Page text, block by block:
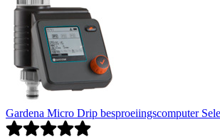
Gardena Micro Drip besproeiingscomputer